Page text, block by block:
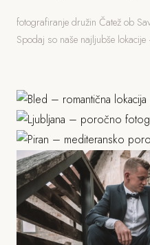
fotografiranje družin Čatež ob
Spodaj so naše najljubše
Grad, stara mesta, parki
Piran
Morje, mediteranska